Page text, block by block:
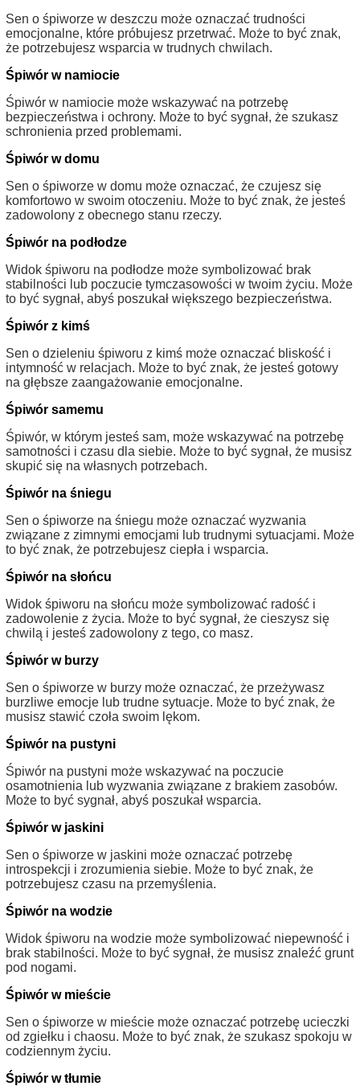
Sen o śpiworze w deszczu może oznaczać trudności
emocjonalne, które próbujesz przetrwać. Może to być znak,
że potrzebujesz wsparcia w trudnych chwilach.
Śpiwór w namiocie
Śpiwór w namiocie może wskazywać na potrzebę
bezpieczeństwa i ochrony. Może to być sygnał, że szukasz
schronienia przed problemami.
Śpiwór w domu
Sen o śpiworze w domu może oznaczać, że czujesz się
komfortowo w swoim otoczeniu. Może to być znak, że jesteś
zadowolony z obecnego stanu rzeczy.
Śpiwór na podłodze
Widok śpiworu na podłodze może symbolizować brak
stabilności lub poczucie tymczasowości w twoim życiu. Może
to być sygnał, abyś poszukał większego bezpieczeństwa.
Śpiwór z kimś
Sen o dzieleniu śpiworu z kimś może oznaczać bliskość i
intymność w relacjach. Może to być znak, że jesteś gotowy
na głębsze zaangażowanie emocjonalne.
Śpiwór samemu
Śpiwór, w którym jesteś sam, może wskazywać na potrzebę
samotności i czasu dla siebie. Może to być sygnał, że musisz
skupić się na własnych potrzebach.
Śpiwór na śniegu
Sen o śpiworze na śniegu może oznaczać wyzwania
związane z zimnymi emocjami lub trudnymi sytuacjami. Może
to być znak, że potrzebujesz ciepła i wsparcia.
Śpiwór na słońcu
Widok śpiworu na słońcu może symbolizować radość i
zadowolenie z życia. Może to być sygnał, że cieszysz się
chwilą i jesteś zadowolony z tego, co masz.
Śpiwór w burzy
Sen o śpiworze w burzy może oznaczać, że przeżywasz
burzliwe emocje lub trudne sytuacje. Może to być znak, że
musisz stawić czoła swoim lękom.
Śpiwór na pustyni
Śpiwór na pustyni może wskazywać na poczucie
osamotnienia lub wyzwania związane z brakiem zasobów.
Może to być sygnał, abyś poszukał wsparcia.
Śpiwór w jaskini
Sen o śpiworze w jaskini może oznaczać potrzebę
introspekcji i zrozumienia siebie. Może to być znak, że
potrzebujesz czasu na przemyślenia.
Śpiwór na wodzie
Widok śpiworu na wodzie może symbolizować niepewność i
brak stabilności. Może to być sygnał, że musisz znaleźć grunt
pod nogami.
Śpiwór w mieście
Sen o śpiworze w mieście może oznaczać potrzebę ucieczki
od zgiełku i chaosu. Może to być znak, że szukasz spokoju w
codziennym życiu.
Śpiwór w tłumie